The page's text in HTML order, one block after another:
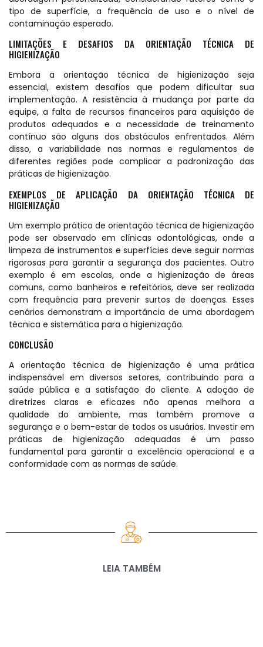
tipo de superfície, a frequência de uso e o nível de
contaminação esperado.
LIMITAÇÕES E DESAFIOS DA ORIENTAÇÃO TÉCNICA DE
HIGIENIZAÇÃO
Embora a orientação técnica de higienização seja
essencial, existem desafios que podem dificultar sua
implementação. A resistência à mudança por parte da
equipe, a falta de recursos financeiros para aquisição de
produtos adequados e a necessidade de treinamento
contínuo são alguns dos obstáculos enfrentados. Além
disso, a variabilidade nas normas e regulamentos de
diferentes regiões pode complicar a padronização das
práticas de higienização.
EXEMPLOS DE APLICAÇÃO DA ORIENTAÇÃO TÉCNICA DE
HIGIENIZAÇÃO
Um exemplo prático de orientação técnica de higienização
pode ser observado em clínicas odontológicas, onde a
limpeza de instrumentos e superfícies deve seguir normas
rigorosas para garantir a segurança dos pacientes. Outro
exemplo é em escolas, onde a higienização de áreas
comuns, como banheiros e refeitórios, deve ser realizada
com frequência para prevenir surtos de doenças. Esses
cenários demonstram a importância de uma abordagem
técnica e sistemática para a higienização.
CONCLUSÃO
A orientação técnica de higienização é uma prática
indispensável em diversos setores, contribuindo para a
saúde pública e a satisfação do cliente. A adoção de
diretrizes claras e eficazes não apenas melhora a
qualidade do ambiente, mas também promove a
segurança e o bem-estar de todos os usuários. Investir em
práticas de higienização adequadas é um passo
fundamental para garantir a excelência operacional e a
conformidade com as normas de saúde.
LEIA TAMBÉM